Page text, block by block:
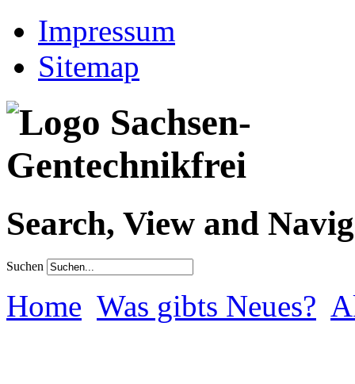
Impressum
Sitemap
Search, View and
Suchen
Home Was gibts Neues?